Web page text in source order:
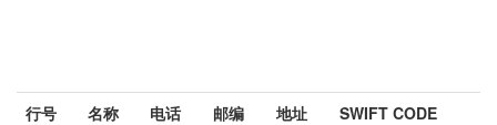
行号 名称 电话 邮编 地址 SWIFT CODE